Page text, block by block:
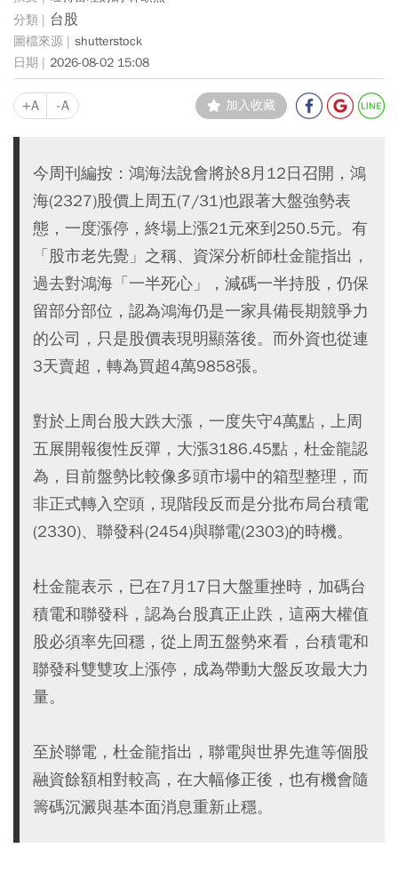
台股
shutterstock
2026-08-02 15:08
+A -A 加入收藏
今周刊編按：鴻海法說會將於8月12日召開，鴻
海(2327)股價上周五(7/31)也跟著大盤強勢表
態，一度漲停，終場上漲21元來到250.5元。有
「股市老先覺」之稱、資深分析師杜金龍指出，
過去對鴻海「一半死心」，減碼一半持股，仍保
留部分部位，認為鴻海仍是一家具備長期競爭力
的公司，只是股價表現明顯落後。而外資也從連
3天賣超，轉為買超4萬9858張。
對於上周台股大跌大漲，一度失守4萬點，上周
五展開報復性反彈，大漲3186.45點，杜金龍認
為，目前盤勢比較像多頭市場中的箱型整理，而
非正式轉入空頭，現階段反而是分批布局台積電
(2330)、聯發科(2454)與聯電(2303)的時機。
杜金龍表示，已在7月17日大盤重挫時，加碼台
積電和聯發科，認為台股真正止跌，這兩大權值
股必須率先回穩，從上周五盤勢來看，台積電和
聯發科雙雙攻上漲停，成為帶動大盤反攻最大力
量。
至於聯電，杜金龍指出，聯電與世界先進等個股
融資餘額相對較高，在大幅修正後，也有機會隨
籌碼沉澱與基本面消息重新止穩。